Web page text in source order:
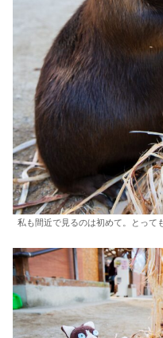
私も間近で見るのは初めて。とって